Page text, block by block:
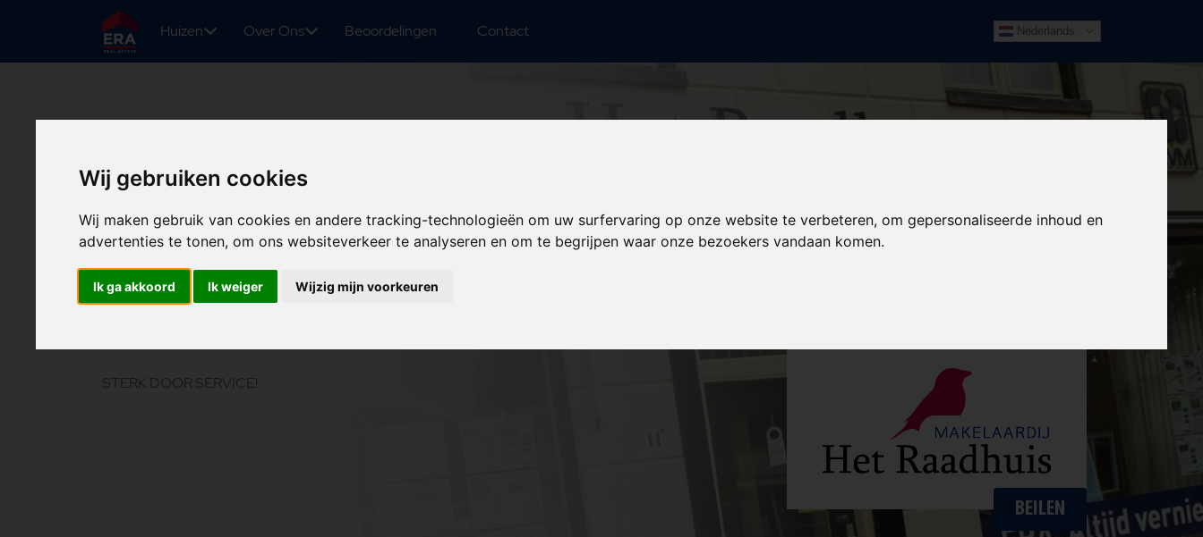
Wij gebruiken cookies
Wij maken gebruik van cookies en andere tracking-technologieën om uw surfervaring op onze website te verbeteren, om gepersonaliseerde inhoud en
advertenties te tonen, om ons websiteverkeer te analyseren en om te begrijpen waar onze bezoekers vandaan komen.
Ik ga akkoord Ik weiger Wijzig mijn voorkeuren
Huizen Over Ons Beoordelingen Contact Nederlands
ERA Makelaardij Het
Raadhuis
STERK DOOR SERVICE!
BEILEN